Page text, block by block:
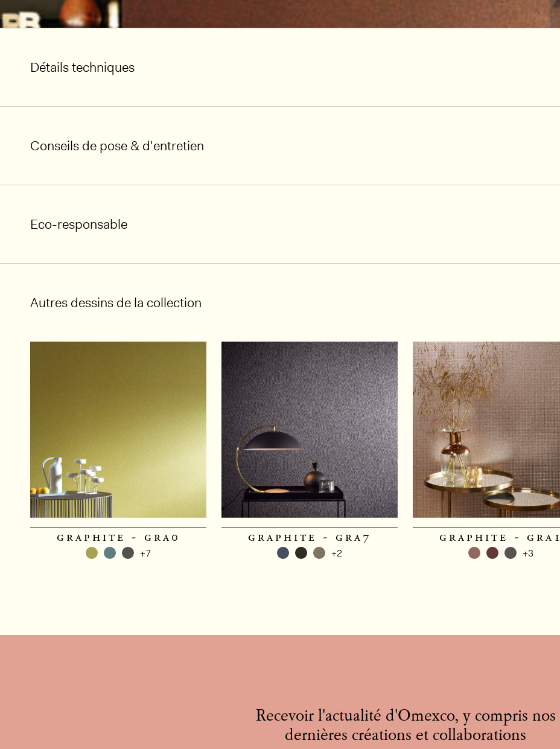
Détails techniques
Conseils de pose & d'entretien
Eco-responsable
Autres dessins de la collection
graphite - gra0
+7
graphite - gra7
+2
graphite - gra1
+3
Recevoir l'actualité d'Omexco, y compris nos
dernières créations et collaborations